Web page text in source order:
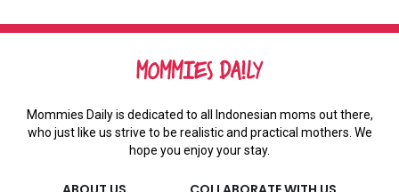
Mommies Daily is dedicated to all Indonesian moms out there,
who just like us strive to be realistic and practical mothers. We
hope you enjoy your stay.